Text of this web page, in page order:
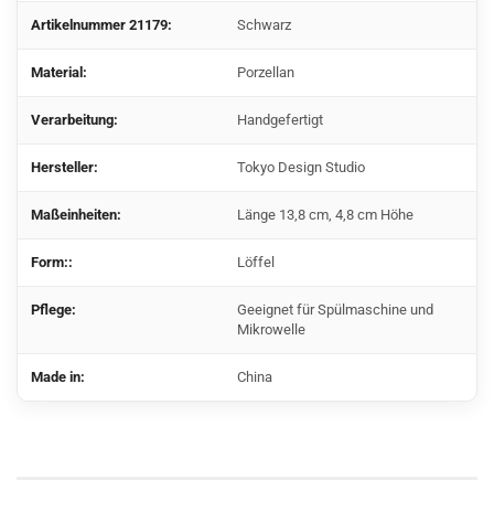
Artikelnummer 21179: Schwarz
Material: Porzellan
Verarbeitung: Handgefertigt
Hersteller: Tokyo Design Studio
Maßeinheiten: Länge 13,8 cm, 4,8 cm Höhe
Form:: Löffel
Pflege:
Geeignet für Spülmaschine und
Mikrowelle
Made in: China